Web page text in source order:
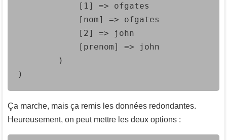
            [1] => ofgates
            [nom] => ofgates
            [2] => john
            [prenom] => john
        )
)
Ça marche, mais ça remis les données redondantes.
Heureusement, on peut mettre les deux options :